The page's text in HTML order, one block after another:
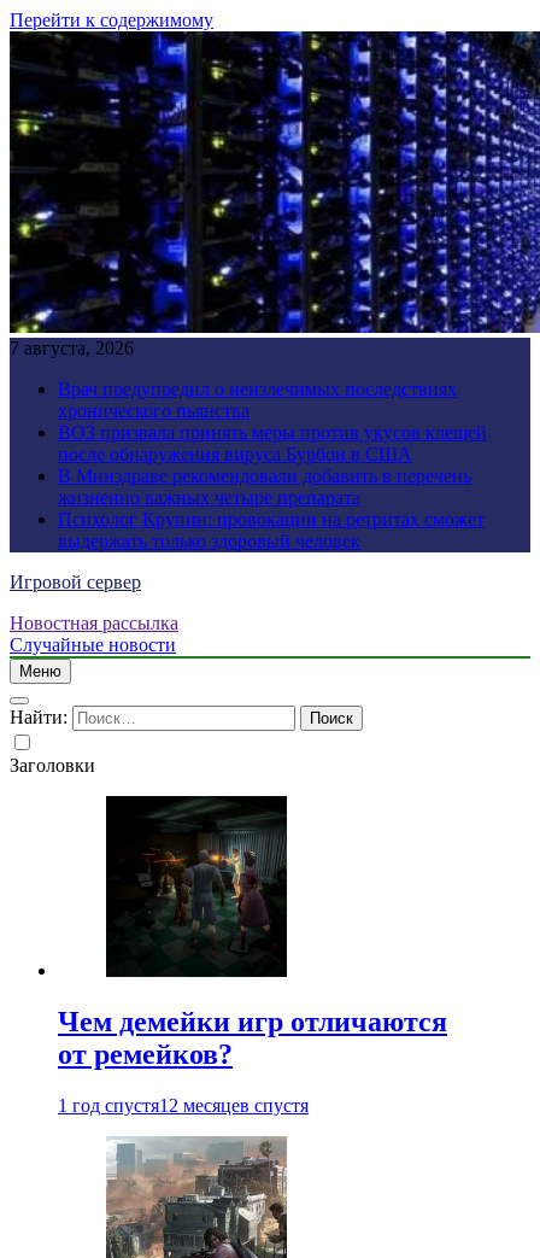
Перейти к содержимому
7 августа, 2026
Врач предупредил о неизлечимых последствиях
хронического пьянства
ВОЗ призвала принять меры против укусов клещей
после обнаружения вируса Бурбон в США
В Минздраве рекомендовали добавить в перечень
жизненно важных четыре препарата
Психолог Крупин: провокации на ретритах сможет
выдержать только здоровый человек
Игровой сервер
Новостная рассылка
Случайные новости
Меню
Найти:
Заголовки
Чем демейки игр отличаются
от ремейков?
1 год спустя12 месяцев спустя